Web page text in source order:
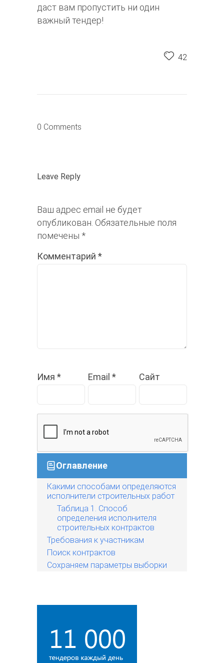
даст вам пропустить ни один
важный тендер!
42
0 Comments
Leave Reply
Ваш адрес email не будет
опубликован. Обязательные поля
помечены *
Комментарий *
Имя * Email * Сайт
Оглавление
Какими способами определяются
исполнители строительных работ
Таблица 1. Способ
определения исполнителя
строительных контрактов
Требования к участникам
Поиск контрактов
Сохраняем параметры выборки